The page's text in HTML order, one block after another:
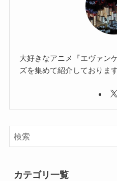
大好きなアニメ『エヴァン
ズを集めて紹介しております
カテゴリ一覧